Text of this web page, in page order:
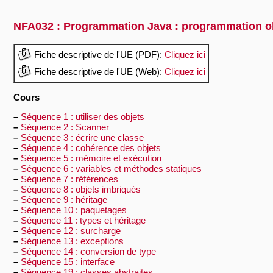
NFA032 : Programmation Java : programmation
Fiche descriptive de l'UE (PDF): Cliquez ici
Fiche descriptive de l'UE (Web): Cliquez ici
Cours
– Séquence 1 : utiliser des objets
– Séquence 2 : Scanner
– Séquence 3 : écrire une classe
– Séquence 4 : cohérence des objets
– Séquence 5 : mémoire et exécution
– Séquence 6 : variables et méthodes statiques
– Séquence 7 : références
– Séquence 8 : objets imbriqués
– Séquence 9 : héritage
– Séquence 10 : paquetages
– Séquence 11 : types et héritage
– Séquence 12 : surcharge
– Séquence 13 : exceptions
– Séquence 14 : conversion de type
– Séquence 15 : interface